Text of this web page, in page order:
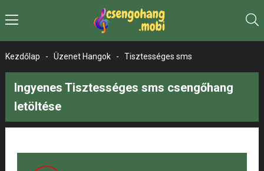
Kezdőlap - Üzenet Hangok - Tisztességes sms
Ingyenes Tisztességes sms csengőhang
letöltése